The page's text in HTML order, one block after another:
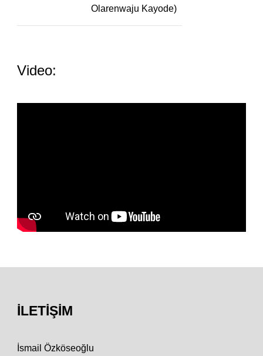
Olarenwaju Kayode)
Video:
İLETIŞIM
İsmail Özköseoğlu